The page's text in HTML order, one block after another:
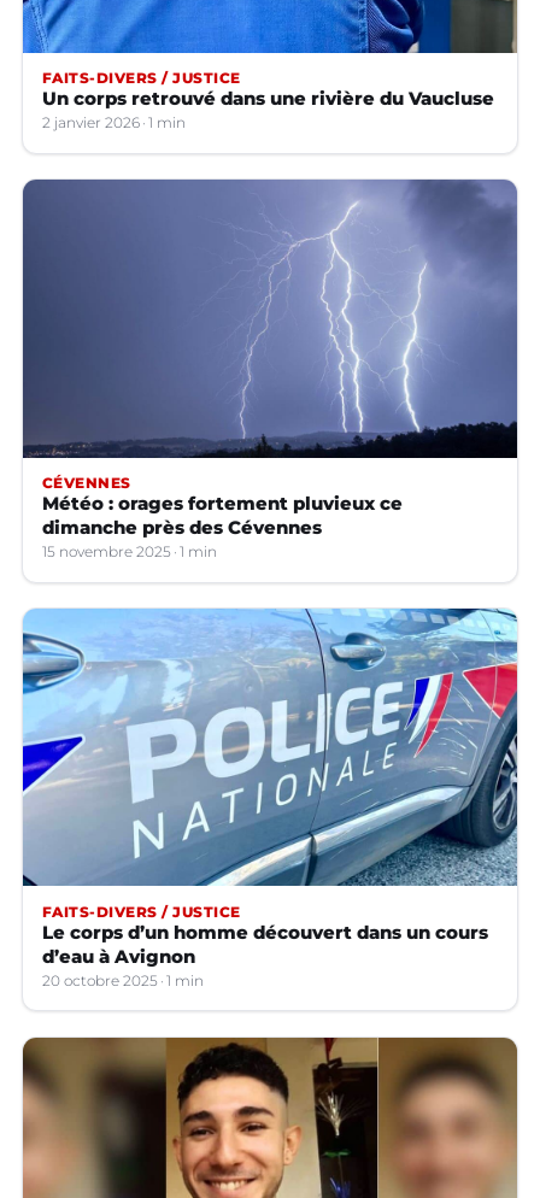
FAITS-DIVERS / JUSTICE
Un corps retrouvé dans une rivière du Vaucluse
2 janvier 2026 1 min
CÉVENNES
Météo : orages fortement pluvieux ce
dimanche près des Cévennes
15 novembre 2025 1 min
FAITS-DIVERS / JUSTICE
Le corps d’un homme découvert dans un cours
d’eau à Avignon
20 octobre 2025 1 min